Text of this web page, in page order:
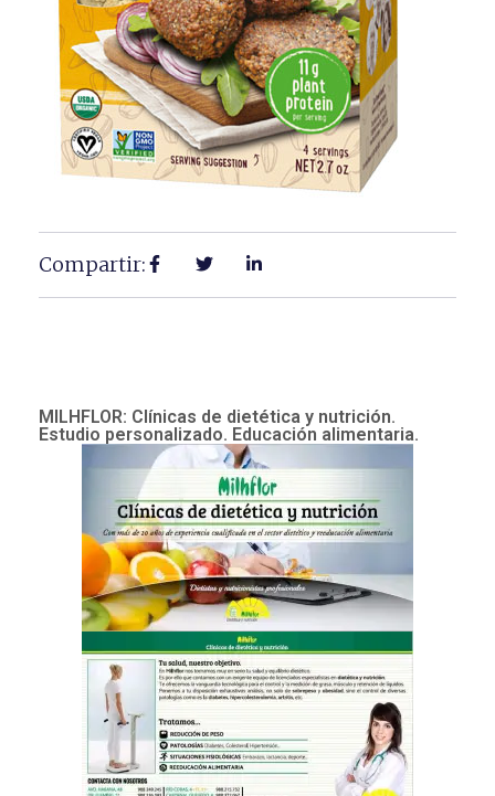
Compartir:
MILHFLOR: Clínicas de dietética y nutrición.
Estudio personalizado. Educación alimentaria.